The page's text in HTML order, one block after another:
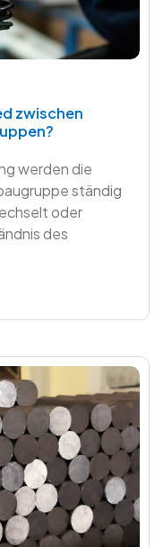
zwischen
werden die
ständig
oder
des